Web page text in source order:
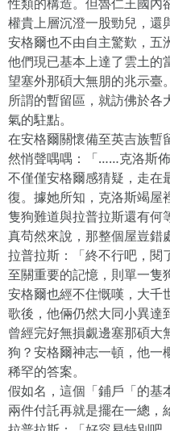
權貴上層沉澄一股勁兒，還
安格爾也不由自主驚歎，五
他們現已基本上達了雲土的
望塞外那碩大無朋的兆示臺。
所謂的暫留區，就訪佛於各
氣的駐點。
在安格爾關懷備至英吉族暫
然悄聲喁喁：「……克洛斯
不僅僅安格爾感猜疑，走在
復。據她所知，克洛斯竭屋
隻狗難道與拉普拉斯還有何
真苟然來說，那整個屋豈錯
拉普拉斯：「終不行吧，閱
至關重要的記憶，則單一隻
安格爾也經不住慨嘆，大千
歌後，他倆仍然大同小異達
曾經完好無損覷邊塞那碩大
狗？安格爾神志一頓，他一
稀罕的答案。
假如名，這個「鋪戶「的基
兩件付託再就是擺在一總，